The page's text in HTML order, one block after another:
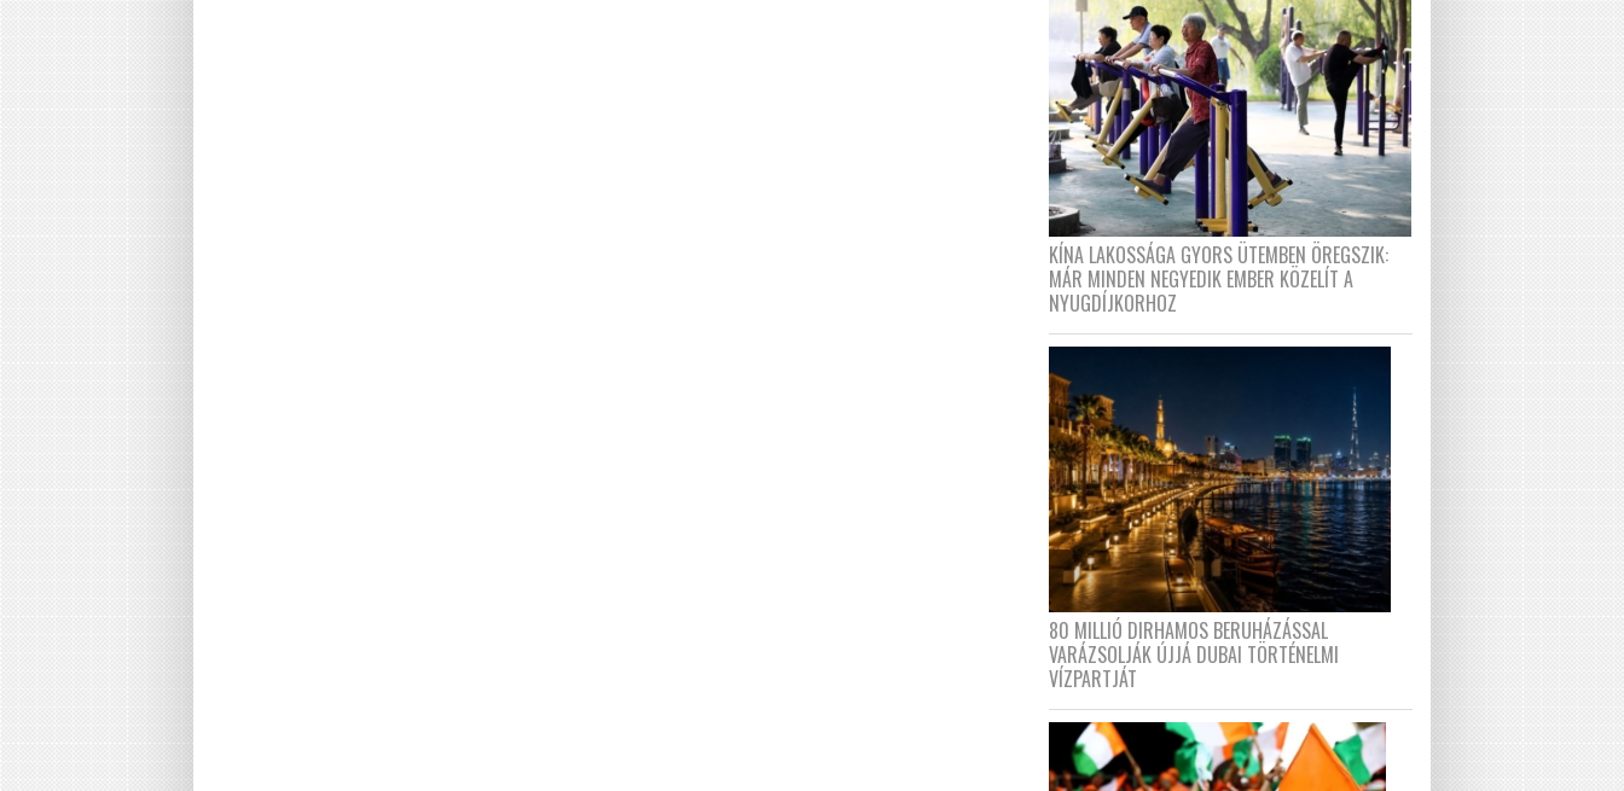
KÍNA LAKOSSÁGA GYORS ÜTEMBEN ÖREGSZIK:
MÁR MINDEN NEGYEDIK EMBER KÖZELÍT A
NYUGDÍJKORHOZ
80 MILLIÓ DIRHAMOS BERUHÁZÁSSAL
VARÁZSOLJÁK ÚJJÁ DUBAI TÖRTÉNELMI
VÍZPARTJÁT